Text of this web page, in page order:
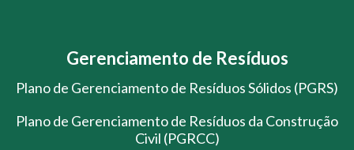
Gerenciamento de Resíduos
Plano de Gerenciamento de Resíduos Sólidos (PGRS)
Plano de Gerenciamento de Resíduos da Construção
Civil (PGRCC)